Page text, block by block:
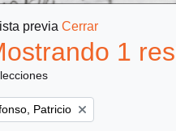
previa Cerrar
1
Patricio